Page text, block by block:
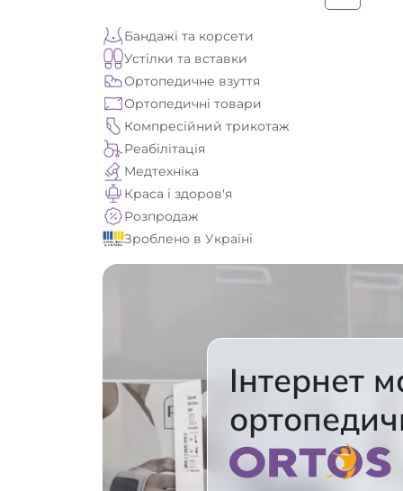
Бандажі та корсети
Устілки та вставки
Ортопедичне взуття
Ортопедичні товари
Компресійний трикотаж
Реабілітація
Медтехніка
Краса і здоров'я
Розпродаж
Зроблено в Україні
Інтернет